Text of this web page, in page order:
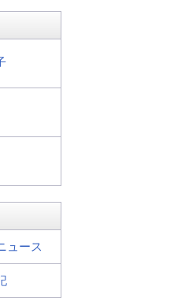
ュース